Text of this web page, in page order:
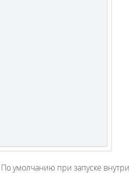
умолчанию при запуске внутри
Fanvil X3S